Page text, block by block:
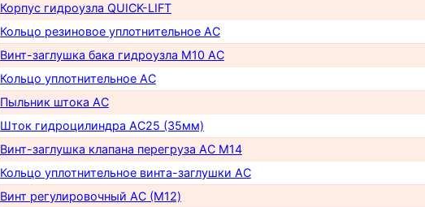
Корпус гидроузла QUICK-LIFT
Кольцо резиновое уплотнительное AC
Винт-заглушка бака гидроузла М10 AC
Кольцо уплотнительное AC
Пыльник штока AС
Шток гидроцилиндра AC25 (35мм)
Винт-заглушка клапана перегруза AC М14
Кольцо уплотнительное винта-заглушки AC
Винт регулировочный AC (М12)